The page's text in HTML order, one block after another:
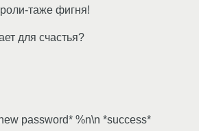
таже фигня!
для счастья?
password* %n\n *success*